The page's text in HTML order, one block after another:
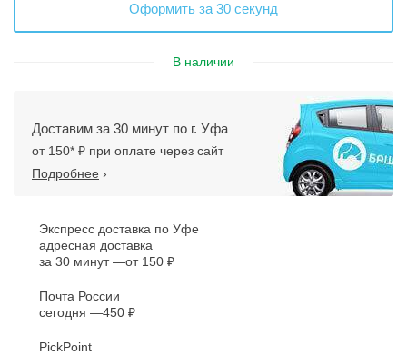
Оформить за 30 секунд
В наличии
Доставим за 30 минут по г. Уфа
от 150* ₽ при оплате через сайт
Подробнее ›
Экспресс доставка по Уфе
адресная доставка
за 30 минут
от 150 ₽
Почта России
сегодня
450 ₽
PickPoint